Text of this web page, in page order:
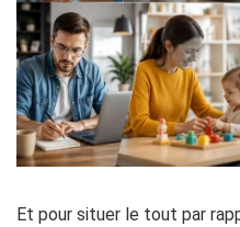
Et pour situer le tout par